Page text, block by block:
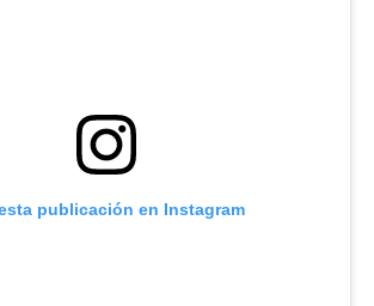
publicación en Instagram